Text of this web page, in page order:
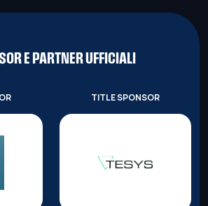
E PARTNER UFFICIALI
TITLE SPONSOR